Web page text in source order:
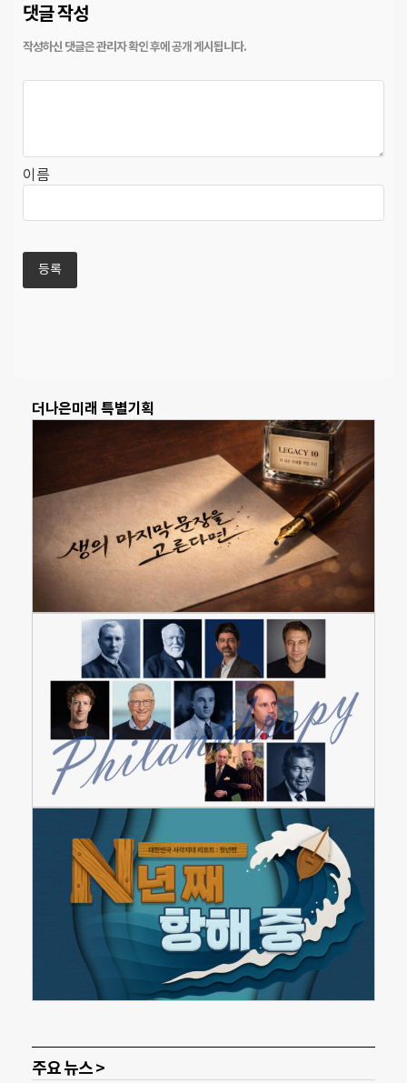
댓글 작성
이름
더나은미래 특별기획
주요 뉴스 >